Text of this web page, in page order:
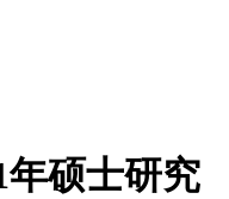
年硕士研究